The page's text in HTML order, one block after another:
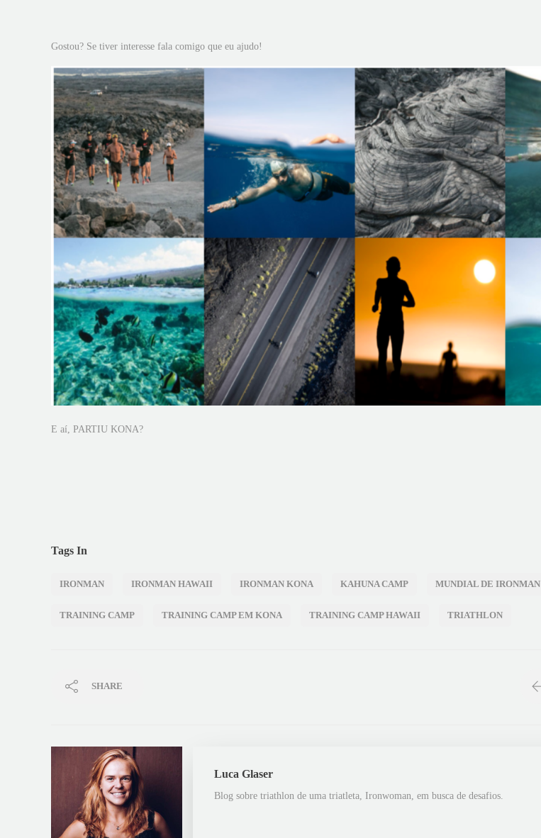
Gostou? Se tiver interesse fala comigo que eu ajudo!
E aí, PARTIU KONA?
Tags In
IRONMAN IRONMAN HAWAII IRONMAN KONA KAHUNA CAMP MUNDIAL DE IRONMAN
TRAINING CAMP TRAINING CAMP EM KONA TRAINING CAMP HAWAII TRIATHLON
SHARE
Luca Glaser
Blog sobre triathlon de uma triatleta, Ironwoman, em busca de desafios.